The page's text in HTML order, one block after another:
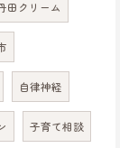
田クリーム
自律神経
子育て相談